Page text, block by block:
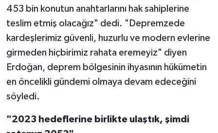
453 bin konutun anahtarlarını hak sahiplerine
teslim etmiş olacağız" dedi. "Depremzede
kardeşlerimiz güvenli, huzurlu ve modern evlerine
girmeden hiçbirimiz rahata eremeyiz" diyen
Erdoğan, deprem bölgesinin ihyasının hükümetin
en öncelikli gündemi olmaya devam edeceğini
söyledi.
"2023 hedeflerine birlikte ulaştık, şimdi